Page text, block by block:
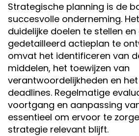
Strategische planning is de
succesvolle onderneming.
duidelijke doelen te stellen en
gedetailleerd actieplan te
omvat het identificeren van
middelen, het toewijzen van
verantwoordelijkheden en
deadlines. Regelmatige
voortgang en aanpassing
essentieel om ervoor te
strategie relevant blijft.